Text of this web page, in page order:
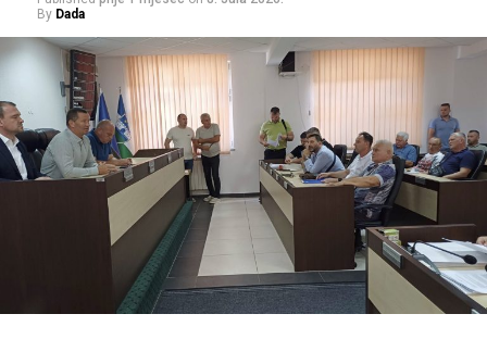
(OSA BiH) i Ministarstva unutrašnjih poslova Unsko-
sanskog kantona.
Share Post
Share
Tweet Share
Mail
By Dada